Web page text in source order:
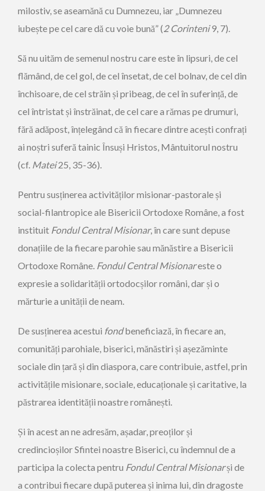
milostiv, se aseamănă cu Dumnezeu, iar „Dumnezeu
iubește pe cel care dă cu voie bună” (2 Corinteni9, 7).
Să nu uităm de semenul nostru care este în lipsuri, de cel
flămând, de cel gol, de cel însetat, de cel bolnav, de cel din
închisoare, de cel străin și pribeag, de cel în suferință, de
cel întristat și înstrăinat, de cel care a rămas pe drumuri,
fără adăpost, înțelegând că în fiecare dintre acești confrați
ai noștri suferă tainic Însuși Hristos, Mântuitorul nostru
(cf. Matei25, 35-36).
Pentru susținerea activităților misionar-pastorale și
social-filantropice ale Bisericii Ortodoxe Române, a fost
instituit Fondul Central Misionar, în care sunt depuse
donațiile de la fiecare parohie sau mănăstire a Bisericii
Ortodoxe Române. Fondul Central Misionareste o
expresie a solidarității ortodocșilor români, dar și o
mărturie a unității de neam.
De susținerea acestui fondbeneficiază, în fiecare an,
comu­nități parohiale, biserici, mănăstiri și așezăminte
sociale din țară și din diaspora, care contribuie, astfel, prin
activitățile misionare, sociale, educaționale și caritative, la
păstrarea identității noastre românești.
Și în acest an ne adresăm, așadar, preoților și
credincioșilor Sfintei noastre Biserici, cu îndemnul de a
participa la colecta pentru Fondul Central Misionarși de
a contribui fiecare după puterea și inima lui, din dragoste